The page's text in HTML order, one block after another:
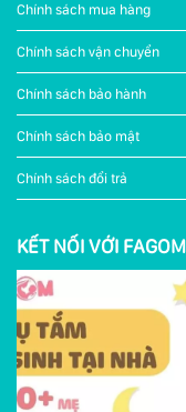
Chính sách mua hàng
Chính sách vận chuyển
Chính sách bảo hành
Chính sách bảo mật
Chính sách đổi trả
KẾT NỐI VỚI